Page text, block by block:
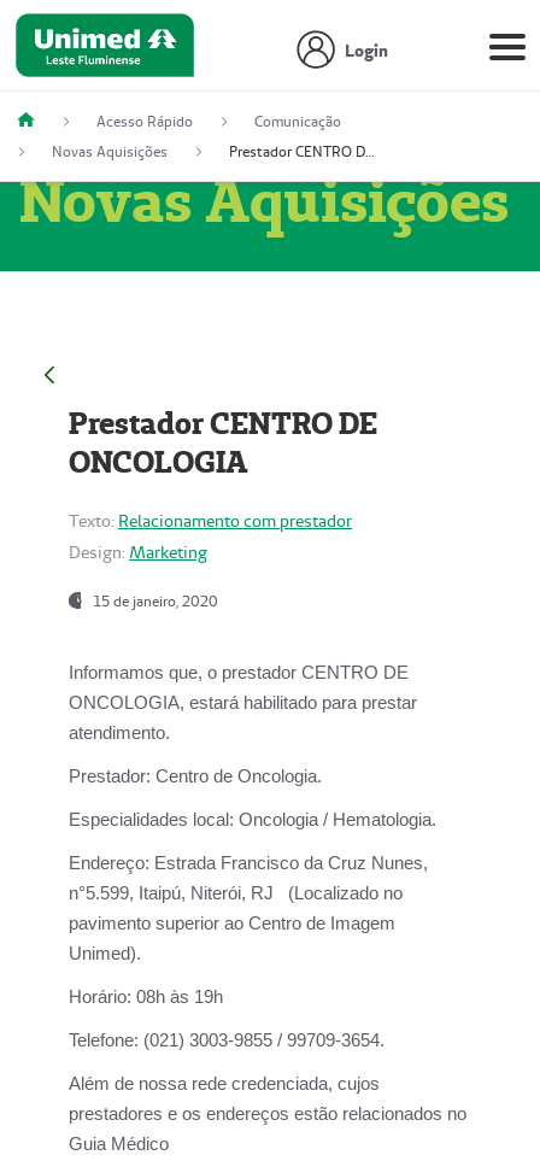
Login
Acesso Rápido
Comunicação
Novas Aquisições
Prestador CENTRO DE ONCOLOGIA
Novas Aquisições
Prestador CENTRO DE
ONCOLOGIA
Texto: Relacionamento com prestador
Design: Marketing
15 de janeiro, 2020
Informamos que, o prestador CENTRO DE
ONCOLOGIA, estará habilitado para prestar
atendimento.
Prestador: Centro de Oncologia.
Especialidades local: Oncologia / Hematologia.
Endereço: Estrada Francisco da Cruz Nunes,
n°5.599, Itaipú, Niterói, RJ (Localizado no
pavimento superior ao Centro de Imagem
Unimed).
Horário: 08h às 19h
Telefone: (021) 3003-9855 / 99709-3654.
Além de nossa rede credenciada, cujos
prestadores e os endereços estão relacionados no
Guia Médico